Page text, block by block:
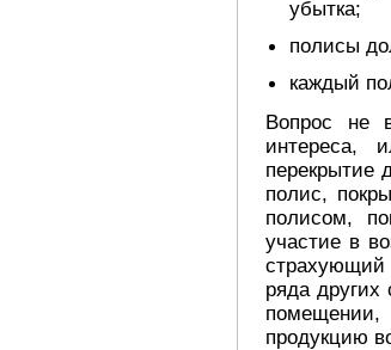
убытка;
полисы
каждый
Вопрос не
интереса,
перекрытие
полис,
полисом,
участие в
страхующий
ряда
продукцию